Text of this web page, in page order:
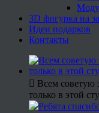
3D фигурка на
Идеи подарков
Контакты
Всем советую
только в этой